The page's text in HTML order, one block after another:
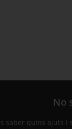
No
saber quins ajuts i